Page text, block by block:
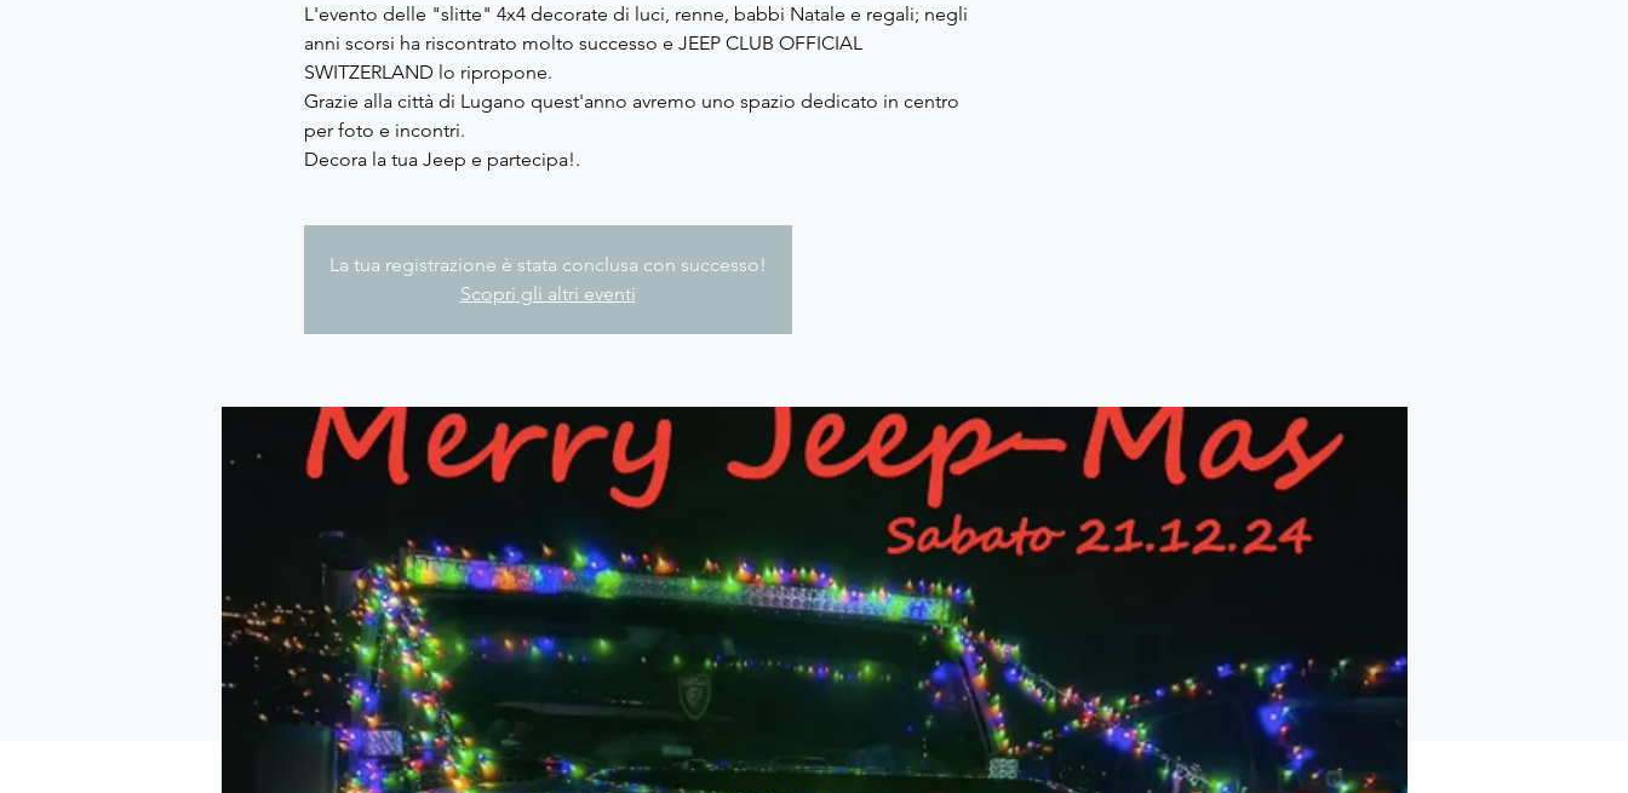
L'evento delle "slitte" 4x4 decorate di luci, renne, babbi Natale e regali; negli
anni scorsi ha riscontrato molto successo e JEEP CLUB OFFICIAL
SWITZERLAND lo ripropone.
Grazie alla città di Lugano quest'anno avremo uno spazio dedicato in centro
per foto e incontri.
Decora la tua Jeep e partecipa!.
La tua registrazione è stata conclusa con successo!
Scopri gli altri eventi